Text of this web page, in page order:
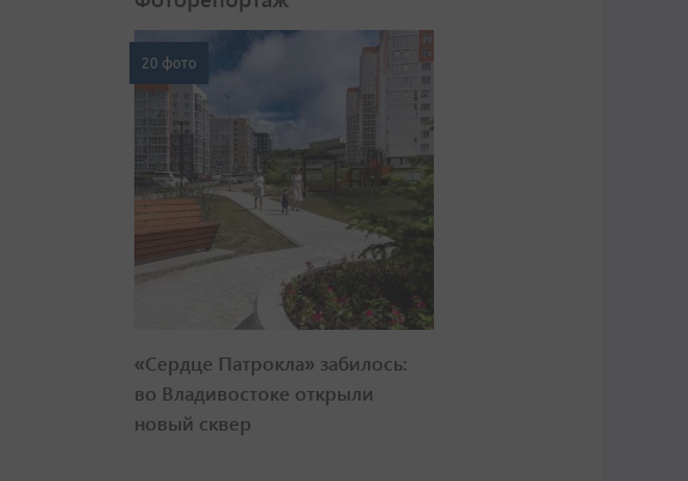
20 фото
«Сердце Патрокла» забилось:
во Владивостоке открыли
новый сквер